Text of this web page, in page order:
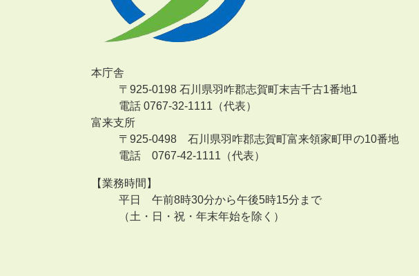
本庁舎
〒925-0198 石川県羽咋郡志賀町末吉千古1番地1
電話 0767-32-1111（代表）
富来支所
〒925-0498 石川県羽咋郡志賀町富来領家町甲の10番地
電話 0767-42-1111（代表）
【業務時間】
平日 午前8時30分から午後5時15分まで
（土・日・祝・年末年始を除く）